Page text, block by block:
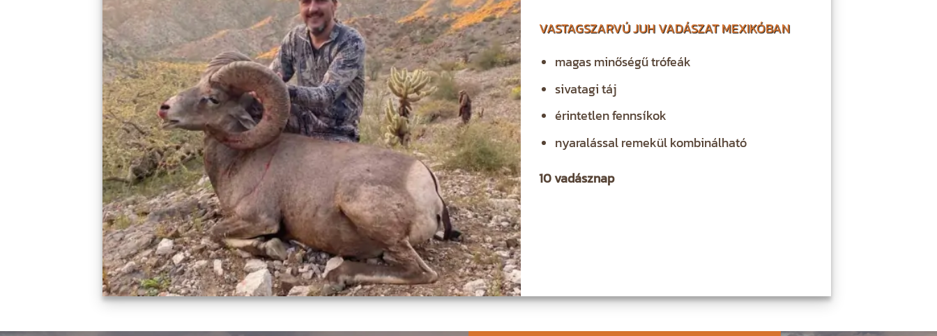
VASTAGSZARVÚ JUH VADÁSZAT MEXIKÓBAN
magas minőségű trófeák
sivatagi táj
érintetlen fennsíkok
nyaralással remekül kombinálható
10 vadásznap